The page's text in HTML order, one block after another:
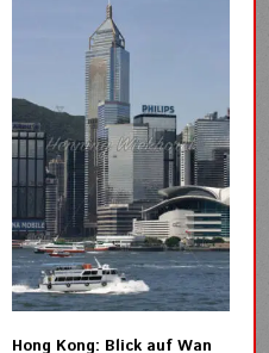
auf
der
Produktseite
gewählt
werden
Hong Kong: Blick auf Wan